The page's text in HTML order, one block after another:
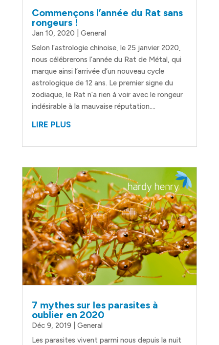
Commençons l’année du Rat sans
rongeurs !
Jan 10, 2020
General
Selon l’astrologie chinoise, le 25 janvier 2020,
nous célébrerons l’année du Rat de Métal, qui
marque ainsi l’arrivée d’un nouveau cycle
astrologique de 12 ans. Le premier signe du
zodiaque, le Rat n’a rien à voir avec le rongeur
indésirable à la mauvaise réputation....
LIRE PLUS
7 mythes sur les parasites à
oublier en 2020
Déc 9, 2019
General
Les parasites vivent parmi nous depuis la nuit